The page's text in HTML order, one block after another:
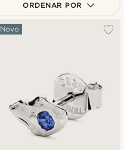
ORDENAR POR
Mais vendidos
Preço mais alto
Novo